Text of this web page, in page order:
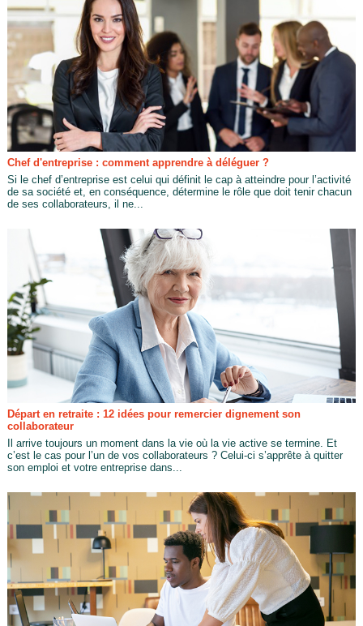
Chef d'entreprise : comment apprendre à déléguer ?
Si le chef d’entreprise est celui qui définit le cap à atteindre pour l’activité
de sa société et, en conséquence, détermine le rôle que doit tenir chacun
de ses collaborateurs, il ne...
Départ en retraite : 12 idées pour remercier dignement son
collaborateur
Il arrive toujours un moment dans la vie où la vie active se termine. Et
c’est le cas pour l’un de vos collaborateurs ? Celui-ci s’apprête à quitter
son emploi et votre entreprise dans...